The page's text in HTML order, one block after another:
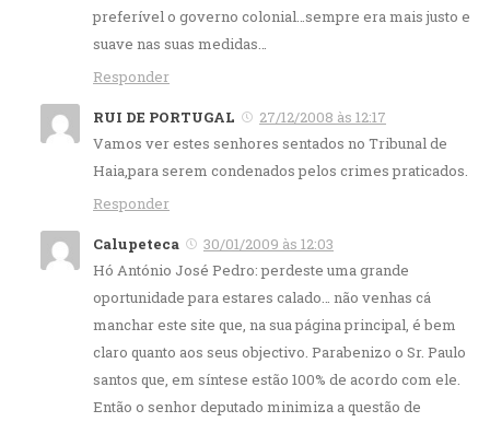
preferível o governo colonial…sempre era mais justo e
suave nas suas medidas…
Responder
RUI DE PORTUGAL
27/12/2008 às 12:17
Vamos ver estes senhores sentados no Tribunal de
Haia,para serem condenados pelos crimes praticados.
Responder
Calupeteca
30/01/2009 às 12:03
Hó António José Pedro: perdeste uma grande
oportunidade para estares calado… não venhas cá
manchar este site que, na sua página principal, é bem
claro quanto aos seus objectivo. Parabenizo o Sr. Paulo
santos que, em síntese estão 100% de acordo com ele.
Então o senhor deputado minimiza a questão de